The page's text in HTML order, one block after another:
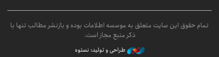
تمام حقوق این سایت متعلق به موسسه اطلاعات بوده و بازنشر مطالب تنها با
ذکر منبع مجاز است.
طراحی و تولید: نستوه